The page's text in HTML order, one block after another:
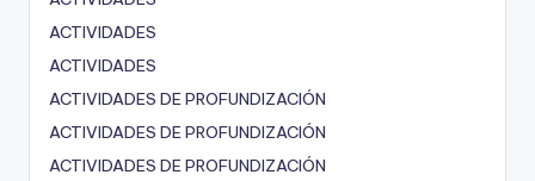
ACTIVIDADES
ACTIVIDADES
ACTIVIDADES DE PROFUNDIZACIÓN
ACTIVIDADES DE PROFUNDIZACIÓN
ACTIVIDADES DE PROFUNDIZACIÓN